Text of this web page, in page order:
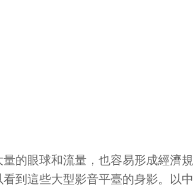
的眼球和流量，也容易形成經濟規
到這些大型影音平臺的身影。以中